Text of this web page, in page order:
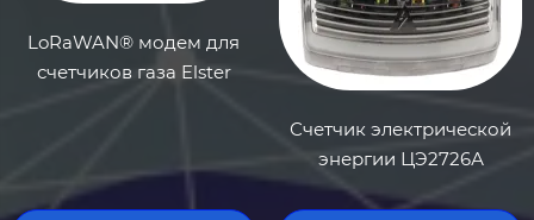
LoRaWAN® модем для
счетчиков газа Elster
Счетчик электрической
энергии ЦЭ2726А